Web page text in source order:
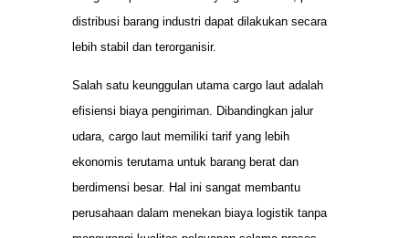
distribusi barang industri dapat dilakukan secara
lebih stabil dan terorganisir.
Salah satu keunggulan utama cargo laut adalah
efisiensi biaya pengiriman. Dibandingkan jalur
udara, cargo laut memiliki tarif yang lebih
ekonomis terutama untuk barang berat dan
berdimensi besar. Hal ini sangat membantu
perusahaan dalam menekan biaya logistik tanpa